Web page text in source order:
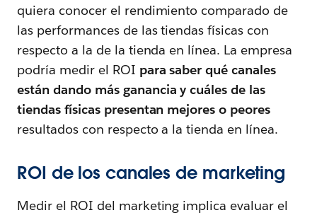
quiera conocer el rendimiento comparado de
las performances de las tiendas físicas con
respecto a la de la tienda en línea. La empresa
podría medir el ROI para saber qué canales
están dando más ganancia y cuáles de las
tiendas físicas presentan mejores o peores
resultados con respecto a la tienda en línea.
ROI de los canales de marketing
Medir el ROI del marketing implica evaluar el